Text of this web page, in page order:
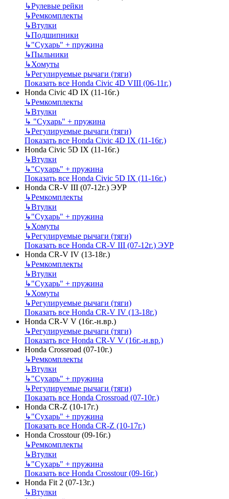
↳Рулевые рейки
↳Ремкомплекты
↳Втулки
↳Подшипники
↳"Сухарь" + пружина
↳Пыльники
↳Хомуты
↳Регулируемые рычаги (тяги)
Показать все Honda Civic 4D VIII (06-11г.)
Honda Civic 4D IX (11-16г.)
↳Ремкомплекты
↳Втулки
↳ "Сухарь" + пружина
↳Регулируемые рычаги (тяги)
Показать все Honda Civic 4D IX (11-16г.)
Honda Civic 5D IX (11-16г.)
↳Втулки
↳"Сухарь" + пружина
Показать все Honda Civic 5D IX (11-16г.)
Honda CR-V III (07-12г.) ЭУР
↳Ремкомплекты
↳Втулки
↳"Сухарь" + пружина
↳Хомуты
↳Регулируемые рычаги (тяги)
Показать все Honda CR-V III (07-12г.) ЭУР
Honda CR-V IV (13-18г.)
↳Ремкомплекты
↳Втулки
↳"Сухарь" + пружина
↳Хомуты
↳Регулируемые рычаги (тяги)
Показать все Honda CR-V IV (13-18г.)
Honda CR-V V (16г.-н.вр.)
↳Регулируемые рычаги (тяги)
Показать все Honda CR-V V (16г.-н.вр.)
Honda Crossroad (07-10г.)
↳Ремкомплекты
↳Втулки
↳"Сухарь" + пружина
↳Регулируемые рычаги (тяги)
Показать все Honda Crossroad (07-10г.)
Honda CR-Z (10-17г.)
↳"Сухарь" + пружина
Показать все Honda CR-Z (10-17г.)
Honda Crosstour (09-16г.)
↳Ремкомплекты
↳Втулки
↳"Сухарь" + пружина
Показать все Honda Crosstour (09-16г.)
Honda Fit 2 (07-13г.)
↳Втулки